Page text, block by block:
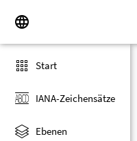
Start
IANA-Zeichensätze
Ebenen